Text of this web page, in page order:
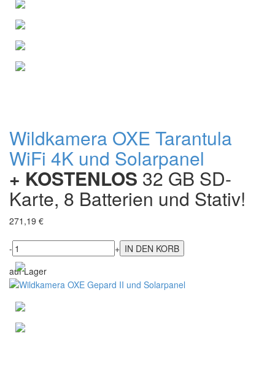
Wildkamera OXE Tarantula
WiFi 4K und Solarpanel
+ KOSTENLOS 32 GB SD-
Karte, 8 Batterien und Stativ!
271,19 €
-
+
auf Lager